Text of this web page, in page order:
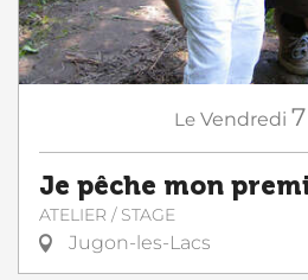
Le Vendredi 7
Je pêche mon
ATELIER / STAGE
Jugon-les-Lacs